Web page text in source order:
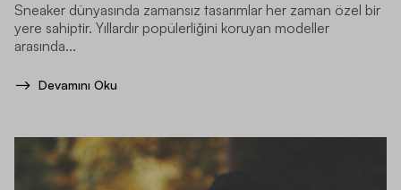
Sneaker dünyasında zamansız tasarımlar her zaman özel bir
yere sahiptir. Yıllardır popülerliğini koruyan modeller
arasında...
Devamını Oku